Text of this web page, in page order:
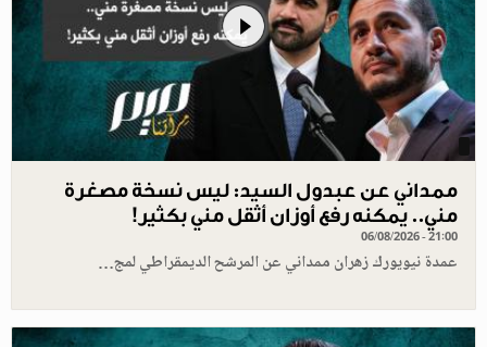
ممداني عن عبدول السيد: ليس نسخة مصغرة
مني.. يمكنه رفع أوزان أثقل مني بكثير!
06/08/2026 - 21:00
عمدة نيويورك زهران ممداني عن المرشح الديمقراطي لمج…